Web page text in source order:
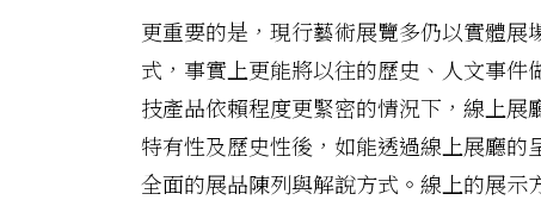
更重要的是，現行藝術展覽多仍以實體
式，事實上更能將以往的歷史、人文事
技產品依賴程度更緊密的情況下，線上
特有性及歷史性後，如能透過線上展廳
全面的展品陳列與解說方式。線上的展